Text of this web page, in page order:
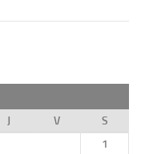
J V
S
1